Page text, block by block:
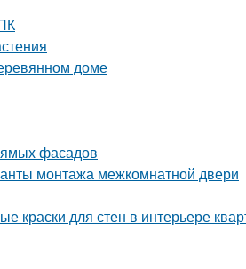
доме
фасадов
монтажа межкомнатной двери
краски для стен в интерьере